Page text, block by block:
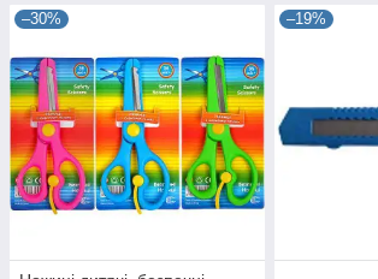
–30% –19%